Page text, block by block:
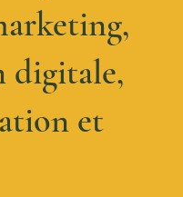
digitale,
et